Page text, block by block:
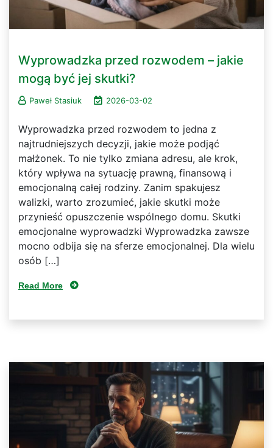
Wyprowadzka przed rozwodem – jakie
mogą być jej skutki?
Paweł Stasiuk 2026-03-02
Wyprowadzka przed rozwodem to jedna z
najtrudniejszych decyzji, jakie może podjąć
małżonek. To nie tylko zmiana adresu, ale krok,
który wpływa na sytuację prawną, finansową i
emocjonalną całej rodziny. Zanim spakujesz
walizki, warto zrozumieć, jakie skutki może
przynieść opuszczenie wspólnego domu. Skutki
emocjonalne wyprowadzki Wyprowadzka zawsze
mocno odbija się na sferze emocjonalnej. Dla wielu
osób […]
Read More